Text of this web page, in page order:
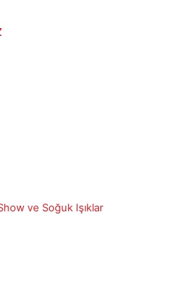
ve Soğuk Işıklar